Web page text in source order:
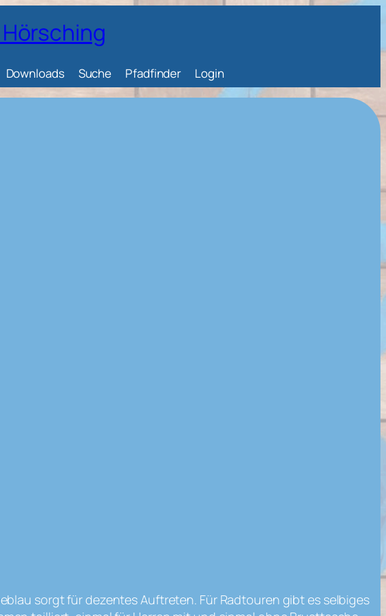
Downloads Suche Pfadfinder Login
sorgt für dezentes Auftreten. Für Radtouren gibt es selbiges